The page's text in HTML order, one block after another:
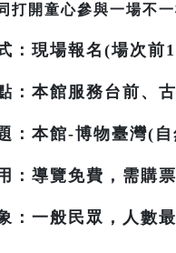
打開童心參與一場不
：現場報名(場次前
：本館服務台前、
：本館-博物臺灣(
：導覽免費，需購
：一般民眾，人數